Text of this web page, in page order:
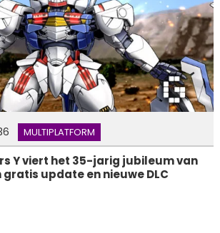
MULTIPLATFORM
Y viert het 35-jarig jubileum van
gratis update en nieuwe DLC